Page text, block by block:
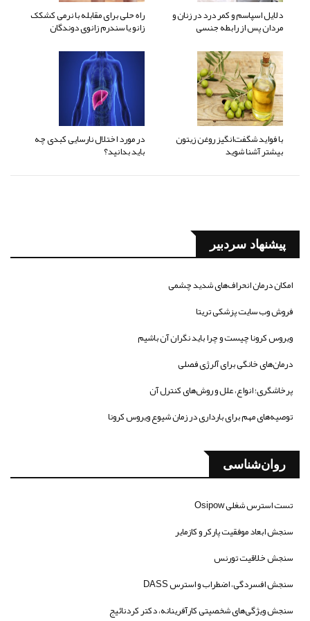
دلایل اسپاسم و کمر درد در زنان و
مردان پس از رابطه جنسی
راه حلی برای مقابله با نرمی کشکک
زانو یا سندرم زانوی دوندگان
با فواید شگفت‌انگیز روغن زیتون
بیشتر آشنا شوید
در مورد اختلال نارسایی کبدی چه
باید بدانید؟
پیشنهاد سردبیر
امکان درمان انحراف‌های شدید چشمی
فروش وب سایت پزشکی تریتا
ویروس کرونا چیست و چرا باید نگران آن باشیم
درمان‌های خانگی برای آلرژی فصلی
پرخاشگری؛ انواع، علل و روش‌های کنترل آن
توصیه‌های مهم برای بارداری در زمان شیوع ویروس کرونا
روان‌شناسی
تست استرس شغلی Osipow
سنجش ابعاد موفقیت پارکر و کازمایر
سنجش خلاقیت تورنس
سنجش افسردگی، اضطراب و استرس DASS
سنجش ویژگی‌های شخصیتی کارآفرینانه، دکتر کردنائیج